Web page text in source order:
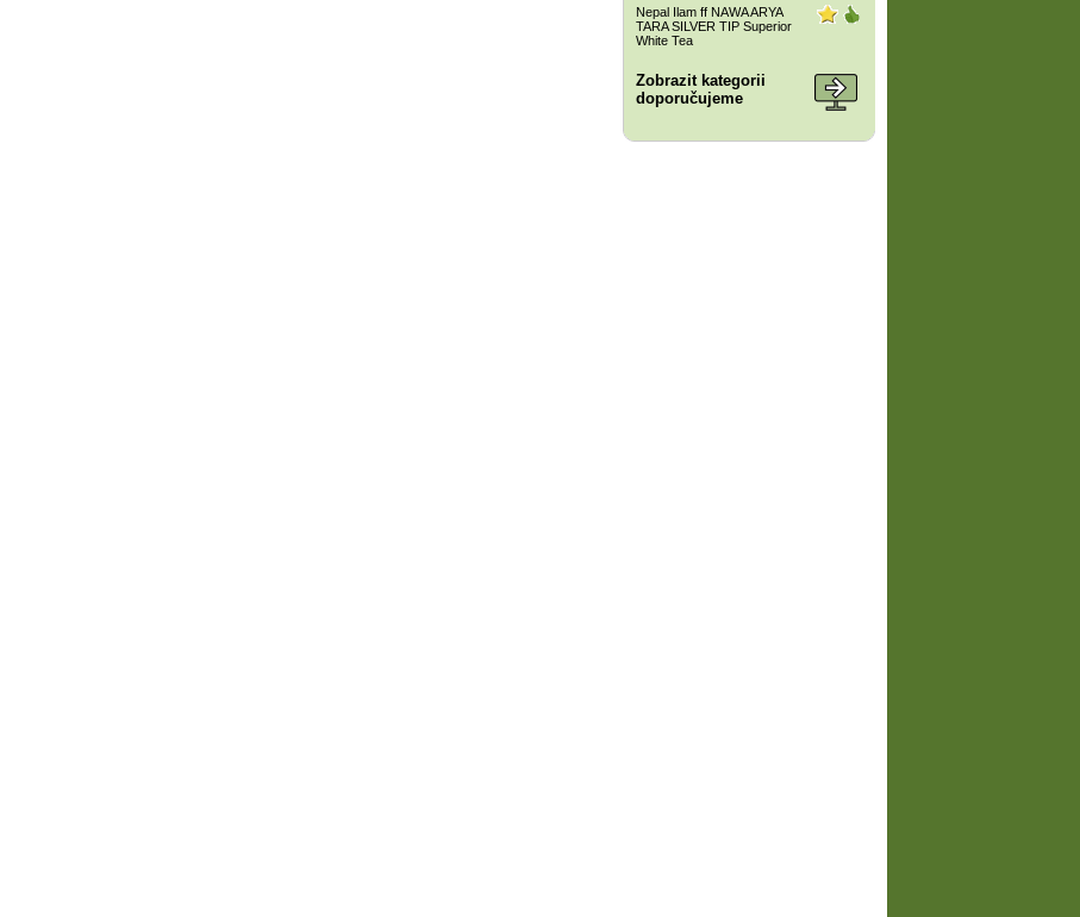
Nepal Ilam ff NAWA ARYA
TARA SILVER TIP Superior
White Tea
Zobrazit kategorii
doporučujeme